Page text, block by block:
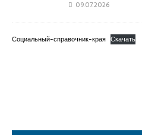
09.07.2026
Социальный-справочник-края Скачать